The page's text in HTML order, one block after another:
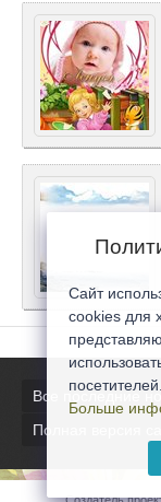
Все последние
Полная версия
Создатель
Сайт
cookies для
Больше